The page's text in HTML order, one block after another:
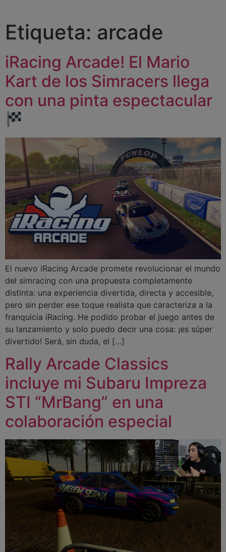
Etiqueta: arcade
iRacing Arcade! El Mario
Kart de los Simracers llega
con una pinta espectacular
El nuevo iRacing Arcade promete revolucionar el mundo
del simracing con una propuesta completamente
distinta: una experiencia divertida, directa y accesible,
pero sin perder ese toque realista que caracteriza a la
franquicia iRacing. He podido probar el juego antes de
su lanzamiento y solo puedo decir una cosa: ¡es súper
divertido! Será, sin duda, el […]
Rally Arcade Classics
incluye mi Subaru Impreza
STI “MrBang” en una
colaboración especial